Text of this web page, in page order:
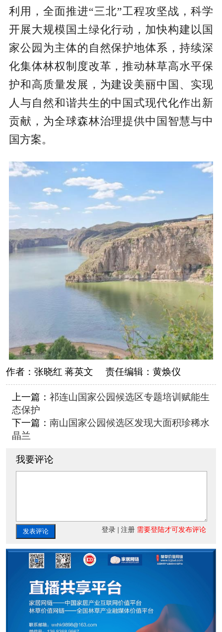
利用，全面推进“三北”工程攻坚战，科学
开展大规模国土绿化行动，加快构建以国
家公园为主体的自然保护地体系，持续深
化集体林权制度改革，推动林草高水平保
护和高质量发展，为建设美丽中国、实现
人与自然和谐共生的中国式现代化作出新
贡献，为全球森林治理提供中国智慧与中
国方案。
作者： 张晓红 蒋英文 责任编辑： 黄焕仪
上一篇： 祁连山国家公园候选区专题培训赋能生
态保护
下一篇： 南山国家公园候选区发现大面积珍稀水
晶兰
我要评论
发表评论 登录 |注册 需要登陆才可发布评论